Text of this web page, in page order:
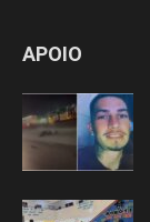
APOIO